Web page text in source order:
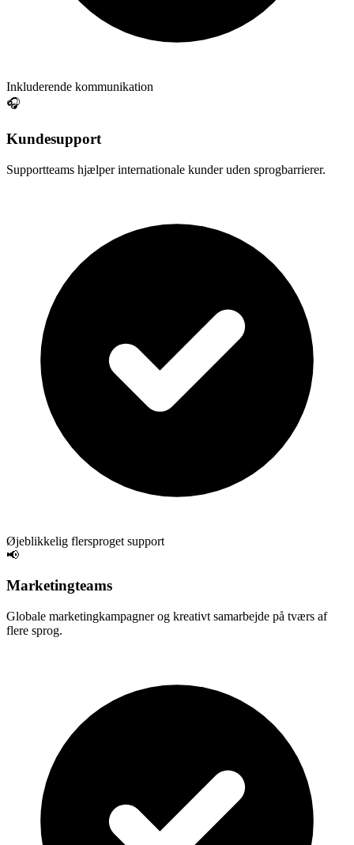
Inkluderende kommunikation
🎧
Kundesupport
Supportteams hjælper internationale kunder uden sprogbarrierer.
Øjeblikkelig flersproget support
📢
Marketingteams
Globale marketingkampagner og kreativt samarbejde på tværs af
flere sprog.